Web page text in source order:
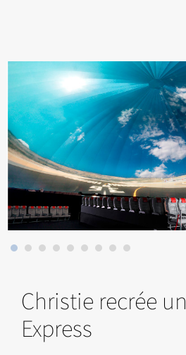
Christie recrée
Express